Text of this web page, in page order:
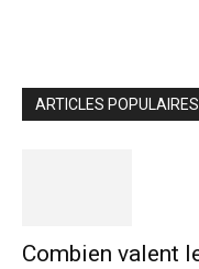
ARTICLES POPULAIRES
Combien valent